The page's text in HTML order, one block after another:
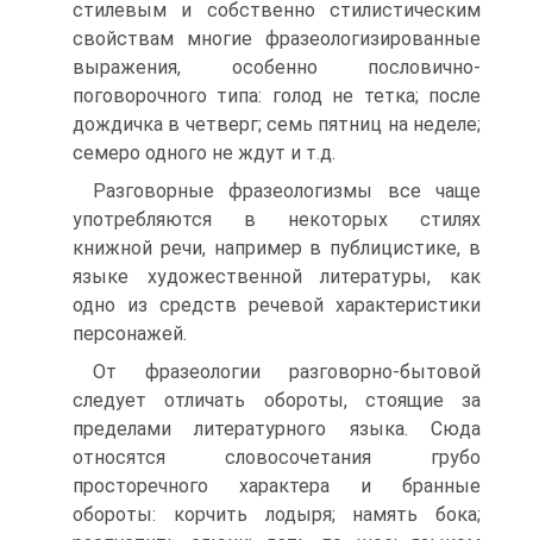
стилевым и собственно стилистическим
свойствам многие фразеологизированные
выражения, особенно пословично-
поговорочного типа: голод не тетка; после
дождичка в четверг; семь пятниц на неделе;
семеро одного не ждут и т.д.
Разговорные фразеологизмы все чаще
употребляются в некоторых стилях
книжной речи, например в публицистике, в
языке художественной литературы, как
одно из средств речевой характеристики
персонажей.
От фразеологии разговорно-бытовой
следует отличать обороты, стоящие за
пределами литературного языка. Сюда
относятся словосочетания грубо
просторечного характера и бранные
обороты: корчить лодыря; намять бока;